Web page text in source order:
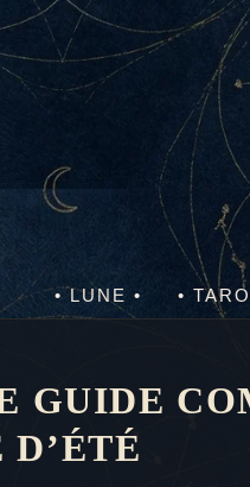
• LUNE • •
GUIDE
D’ÉTÉ